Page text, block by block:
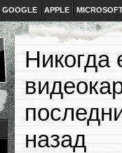
GOOGLE APPLE
Никогда
назад